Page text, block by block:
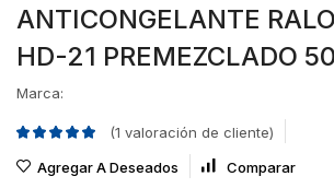
ANTICONGELANTE
HD-21 PREMEZCLADO
Marca:
(1 valoración de cliente)
Agregar A Deseados
Comparar